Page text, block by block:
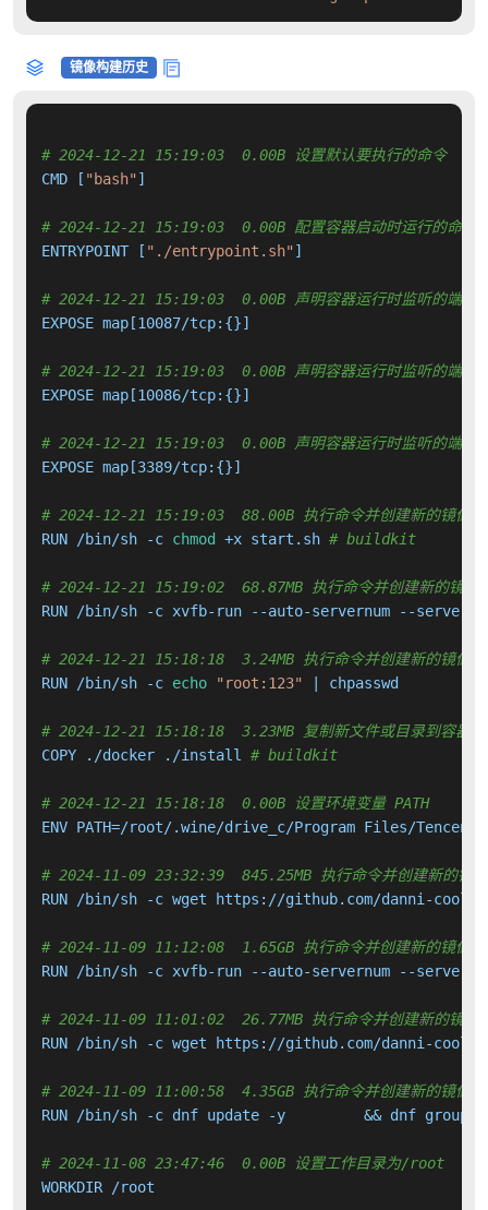
镜像构建历史
# 2024-12-21 15:19:03  0.00B 设置默认要执行的命令
CMD [ "bash" ]
# 2024-12-21 15:19:03  0.00B 配置容器启动时运行的命令
ENTRYPOINT [ "./entrypoint.sh" ]
# 2024-12-21 15:19:03  0.00B 声明容器运行时监听的端口
EXPOSE map[10087/tcp:{}]
# 2024-12-21 15:19:03  0.00B 声明容器运行时监听的端口
EXPOSE map[10086/tcp:{}]
# 2024-12-21 15:19:03  0.00B 声明容器运行时监听的端口
EXPOSE map[3389/tcp:{}]
# 2024-12-21 15:19:03  88.00B 执行命令并创建新的镜像层
RUN /bin/sh -c chmod +x start.sh # buildkit
# 2024-12-21 15:19:02  68.87MB 执行命令并创建新的镜像
RUN /bin/sh -c xvfb-run --auto-servernum --server-
# 2024-12-21 15:18:18  3.24MB 执行命令并创建新的镜像层
RUN /bin/sh -c echo "root:123" | chpasswd
# 2024-12-21 15:18:18  3.23MB 复制新文件或目录到容器中
COPY ./docker ./install # buildkit
# 2024-12-21 15:18:18  0.00B 设置环境变量 PATH
ENV PATH=/root/.wine/drive_c/Program Files/
# 2024-11-09 23:32:39  845.25MB 执行命令并创建新的镜
RUN /bin/sh -c wget https://github.com/danni-cool/
# 2024-11-09 11:12:08  1.65GB 执行命令并创建新的镜像层
RUN /bin/sh -c xvfb-run --auto-servernum --server-
# 2024-11-09 11:01:02  26.77MB 执行命令并创建新的镜像
RUN /bin/sh -c wget https://github.com/danni-cool/
# 2024-11-09 11:00:58  4.35GB 执行命令并创建新的镜像层
RUN /bin/sh -c dnf update -y         && dnf
# 2024-11-08 23:47:46  0.00B 设置工作目录为/root
WORKDIR /root